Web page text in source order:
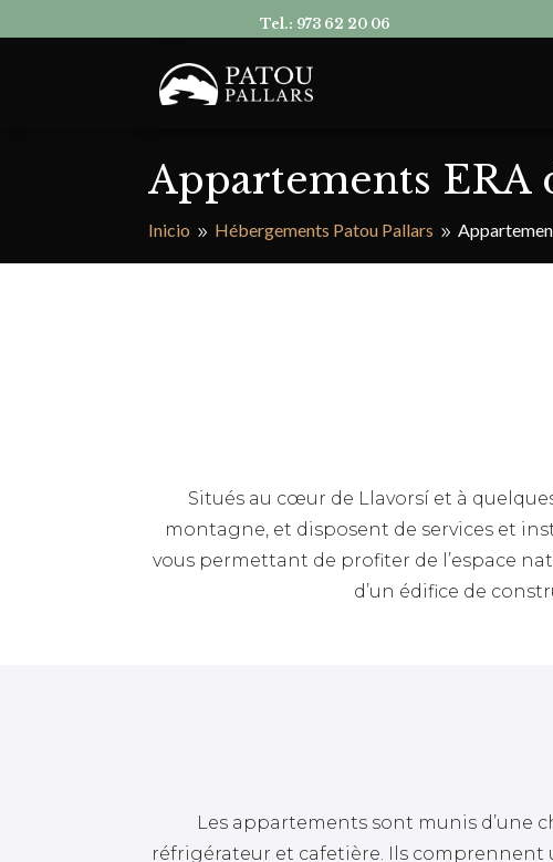
Tel.: 973 62 20 06
Appartements ERA
Inicio 9 Hébergements Patou Pallars 9
Situés au cœur de Llavorsí et à
montagne, et disposent de services et
vous permettant de profiter de l’espace
d’un édifice de
Les appartements sont munis d’une
réfrigérateur et cafetière. Ils comprennent